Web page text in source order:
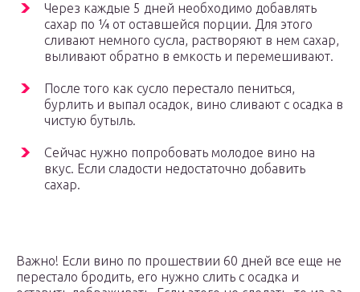
Через каждые 5 дней необходимо добавлять
сахар по ¼ от оставшейся порции. Для этого
сливают немного сусла, растворяют в нем сахар,
выливают обратно в емкость и перемешивают.
После того как сусло перестало пениться,
бурлить и выпал осадок, вино сливают с осадка в
чистую бутыль.
Сейчас нужно попробовать молодое вино на
вкус. Если сладости недостаточно добавить
сахар.
Важно! Если вино по прошествии 60 дней все еще не
перестало бродить, его нужно слить с осадка и